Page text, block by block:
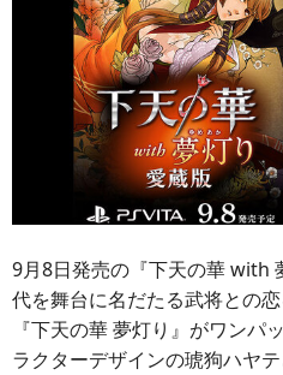
9月8日発売の『下天の華 with
代を舞台に名だたる武将との
『下天の華 夢灯り』がワンパ
ラクターデザインの琥狗ハヤ